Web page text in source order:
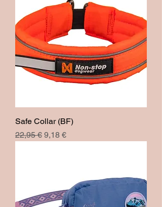
Safe Collar (BF)
Prix original
22,95 € Prix promotionnel
9,18 €